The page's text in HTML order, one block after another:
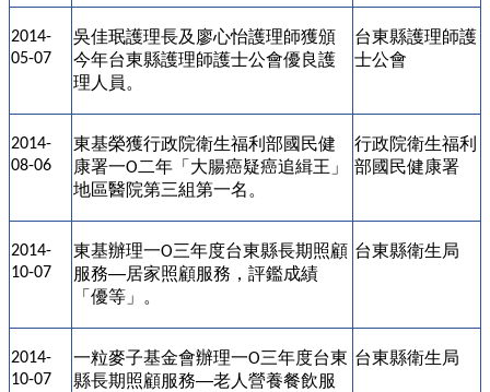
2014-
05-07
吳佳珉護理長及廖心怡護理師獲頒
今年台東縣護理師護士公會優良護
理人員。
台東縣護理師護
士公會
2014-
08-06
東基榮獲行政院衛生福利部國民健
康署一O二年「大腸癌疑癌追緝王」
地區醫院第三組第一名。
行政院衛生福利
部國民健康署
2014-
10-07
東基辦理一O三年度台東縣長期照顧
服務──居家照顧服務，評鑑成績
「優等」。
台東縣衛生局
2014-
10-07
一粒麥子基金會辦理一O三年度台東
縣長期照顧服務──老人營養餐飲服
台東縣衛生局